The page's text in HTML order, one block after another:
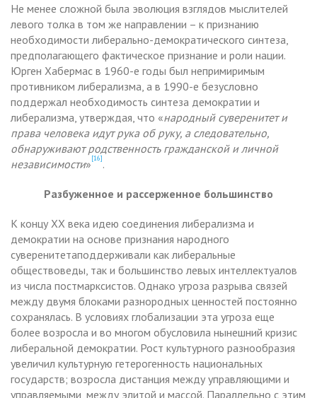
Не менее сложной была эволюция взглядов мыслителей
левого толка в том же направлении – к признанию
необходимости либерально-демократического синтеза,
предполагающего фактическое признание и роли нации.
Юрген Хабермас в 1960-е годы был непримиримым
противником либерализма, а в 1990-е безусловно
поддержал необходимость синтеза демократии и
либерализма, утверждая, что «народный суверенитет и
права человека идут рука об руку, а следовательно,
обнаруживают родственность гражданской и личной
независимости» [16] .
Разбуженное и рассерженное большинство
К концу ХХ века идею соединения либерализма и
демократии на основе признания народного
суверенитетаподдерживали как либеральные
обществоведы, так и большинство левых интеллектуалов
из числа постмарксистов. Однако угроза разрыва связей
между двумя блоками разнородных ценностей постоянно
сохранялась. В условиях глобализации эта угроза еще
более возросла и во многом обусловила нынешний кризис
либеральной демократии. Рост культурного разнообразия
увеличил культурную гетерогенность национальных
государств; возросла дистанция между управляющими и
управляемыми, между элитой и массой. Параллельно с этим